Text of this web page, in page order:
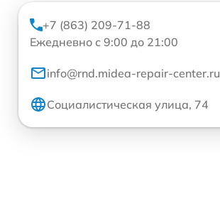
+7 (863) 209-71-88
Ежедневно с 9:00 до 21:00
info@rnd.midea-repair-center.ru
Социалистическая улица, 74